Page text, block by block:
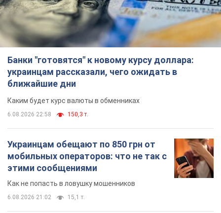
Банки "готовятся" к новому курсу доллара:
украинцам рассказали, чего ожидать в
ближайшие дни
Каким будет курс валюты в обменниках
6.08.2026 22:58 150,3 т.
Украинцам обещают по 850 грн от
мобильных операторов: что не так с
этими сообщениями
Как не попасть в ловушку мошенников
6.08.2026 21:02 15,1 т.